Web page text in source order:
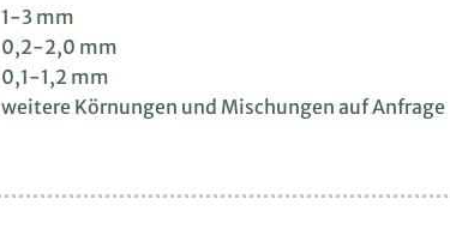
1-3 mm
0,2-2,0 mm
0,1-1,2 mm
weitere Körnungen und Mischungen auf Anfrage